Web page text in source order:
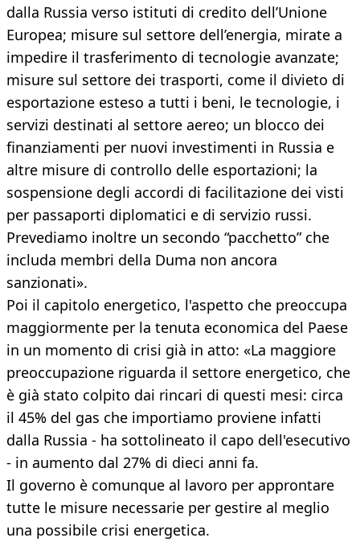
dalla Russia verso istituti di credito dell’Unione
Europea; misure sul settore dell’energia, mirate a
impedire il trasferimento di tecnologie avanzate;
misure sul settore dei trasporti, come il divieto di
esportazione esteso a tutti i beni, le tecnologie, i
servizi destinati al settore aereo; un blocco dei
finanziamenti per nuovi investimenti in Russia e
altre misure di controllo delle esportazioni; la
sospensione degli accordi di facilitazione dei visti
per passaporti diplomatici e di servizio russi.
Prevediamo inoltre un secondo “pacchetto” che
includa membri della Duma non ancora
sanzionati».
Poi il capitolo energetico, l'aspetto che preoccupa
maggiormente per la tenuta economica del Paese
in un momento di crisi già in atto: «La maggiore
preoccupazione riguarda il settore energetico, che
è già stato colpito dai rincari di questi mesi: circa
il 45% del gas che importiamo proviene infatti
dalla Russia - ha sottolineato il capo dell'esecutivo
- in aumento dal 27% di dieci anni fa.
Il governo è comunque al lavoro per approntare
tutte le misure necessarie per gestire al meglio
una possibile crisi energetica.